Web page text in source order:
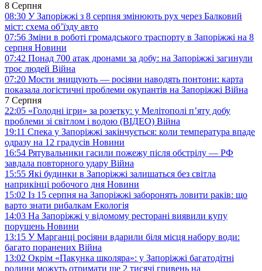
8 Серпня
08:30 У Запоріжжі з 8 серпня змінюють рух через Балковий
міст: схема об’їзду авто
07:56 Зміни в роботі громадського траспорту в Запоріжжі на 8
серпня Новини
07:42 Понад 700 атак дронами за добу: на Запоріжжі загинули
троє людей Війна
07:20 Мости знищують — росіяни наводять понтони: карта
показала логістичні проблеми окупантів на Запоріжжі Війна
7 Серпня
22:05 «Голодні ігри» за розетку: у Мелітополі п’яту добу
проблеми зі світлом і водою (ВІДЕО) Війна
19:11 Спека у Запоріжжі закінчується: коли температура впаде
одразу на 12 градусів Новини
16:54 Рятувальники гасили пожежу після обстрілу — РФ
завдала повторного удару Війна
15:55 Які будинки в Запоріжжі залишаться без світла
наприкінці робочого дня Новини
15:02 Із 15 серпня на Запоріжжі заборонять ловити раків: що
варто знати рибалкам Екологія
14:03 На Запоріжжі у відомому ресторані виявили купу
порушень Новини
13:15 У Марганці росіяни вдарили біля місця набору води:
багато поранених Війна
13:02 Окрім «Пакунка школяра»: у Запоріжжі багатодітні
родини можуть отримати ще 2 тисячі гривень на